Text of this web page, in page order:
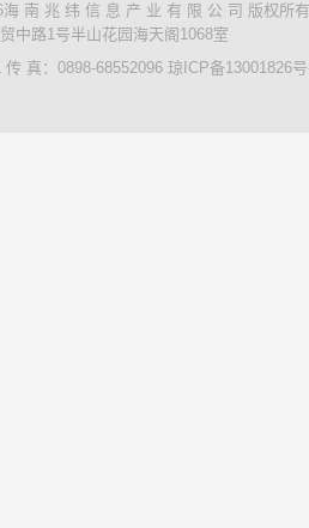
南 兆 纬 信 息 产 业 有 限 公 司 版权所
中路1号半山花园海天阁1068室
真：0898-68552096 琼ICP备13001826